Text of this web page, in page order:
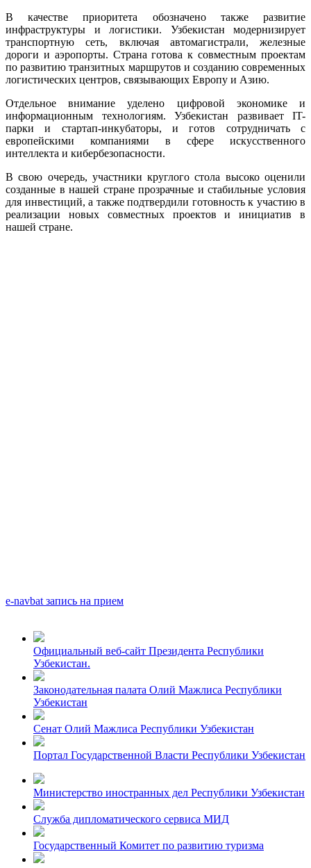
В качестве приоритета обозначено также развитие
инфраструктуры и логистики. Узбекистан модернизирует
транспортную сеть, включая автомагистрали, железные
дороги и аэропорты. Страна готова к совместным проектам
по развитию транзитных маршрутов и созданию современных
логистических центров, связывающих Европу и Азию.
Отдельное внимание уделено цифровой экономике и
информационным технологиям. Узбекистан развивает IT-
парки и стартап-инкубаторы, и готов сотрудничать с
европейскими компаниями в сфере искусственного
интеллекта и кибербезопасности.
В свою очередь, участники круглого стола высоко оценили
созданные в нашей стране прозрачные и стабильные условия
для инвестиций, а также подтвердили готовность к участию в
реализации новых совместных проектов и инициатив в
нашей стране.
e-navbat запись на прием
Официальный веб-сайт Президента Республики
Узбекистан.
Законодательная палата Олий Мажлиса Республики
Узбекистан
Сенат Олий Мажлиса Республики Узбекистан
Портал Государственной Власти Республики Узбекистан
Министерство иностранных дел Республики Узбекистан
Служба дипломатического сервиса МИД
Государственный Комитет по развитию туризма